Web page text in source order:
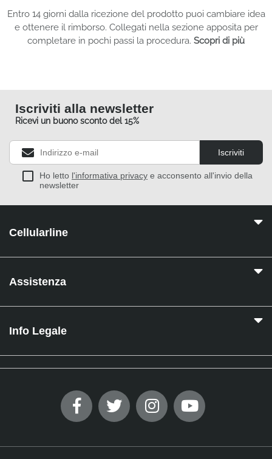
Entro 14 giorni dalla ricezione del prodotto puoi cambiare idea
e ottenere il rimborso. Collegati nella sezione apposita per
completare in pochi passi la procedura. Scopri di più
Iscriviti alla newsletter
Ricevi un buono sconto del 15%
Iscriviti
Ho letto l'informativa privacy e acconsento all'invio della
newsletter
Cellularline
Assistenza
Info Legale